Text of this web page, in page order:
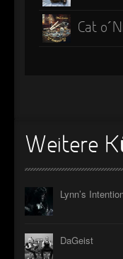
Cat
Weitere
Lynn’s
DaGeist